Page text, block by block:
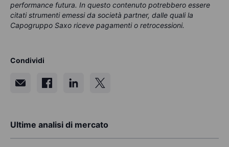
performance futura. In questo contenuto potrebbero essere
citati strumenti emessi da società partner, dalle quali la
Capogruppo Saxo riceve pagamenti o retrocessioni.
Condividi
Ultime analisi di mercato